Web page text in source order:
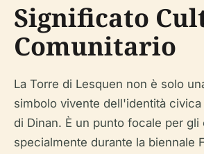
Significato
Comunitario
La Torre di Lesquen non è solo
simbolo vivente dell'identità
di Dinan. È un punto focale per gli
specialmente durante la biennale